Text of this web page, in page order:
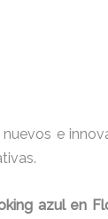
e
azul en